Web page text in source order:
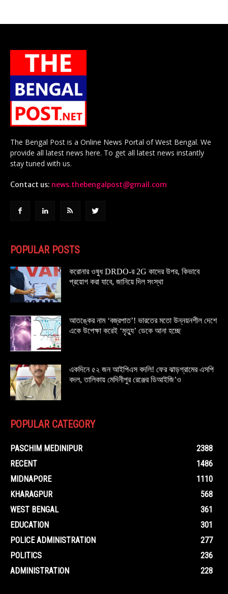
The Bengal Post is a Online News Portal of West Bengal. We
provide all latest news here. To get all latest news instantly
stay tuned with us.
Contact us: news.thebengalpost@gmail.com
POPULAR POSTS
করোনার ওষুধ DRDO-র 2G কাদের উপর, কিভাবে
প্রয়োগ করা যাবে, জানিয়ে দিল সংস্থা
আতঙ্কের নাম ‘বজ্রপাত’! ভারতের মতো উন্নয়নশীল দেশে
একে উপেক্ষা করেই ‘মৃত্যু’ ডেকে আনা হচ্ছে
একদিনে ৫২ জন আইপিএস বদলি! ফের ঝাড়গ্রামের এসপি
বদল, তালিকায় মেদিনীপুর রেঞ্জের ডিআইজি’ও
POPULAR CATEGORY
PASCHIM MEDINIPUR
2388
RECENT
1486
MIDNAPORE
1110
KHARAGPUR
568
WEST BENGAL
361
EDUCATION
301
POLICE ADMINISTRATION
277
POLITICS
236
ADMINISTRATION
228